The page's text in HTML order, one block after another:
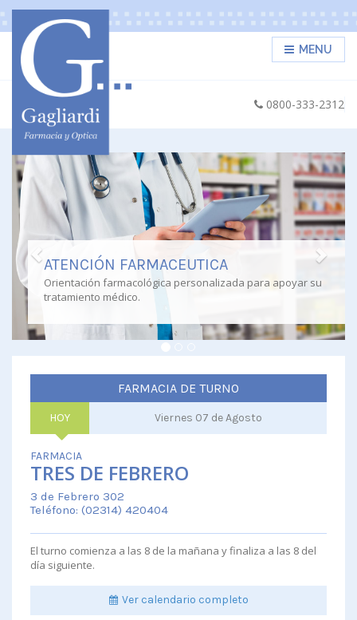
MENU
0800-333-2312
ATENCIÓN FARMACEUTICA
Orientación farmacológica personalizada para apoyar su
tratamiento médico.
Previous Next
FARMACIA DE TURNO
HOY Viernes 07 de Agosto
FARMACIA
TRES DE FEBRERO
3 de Febrero 302
Teléfono: (02314) 420404
El turno comienza a las 8 de la mañana y finaliza a las 8 del
día siguiente.
Ver calendario completo